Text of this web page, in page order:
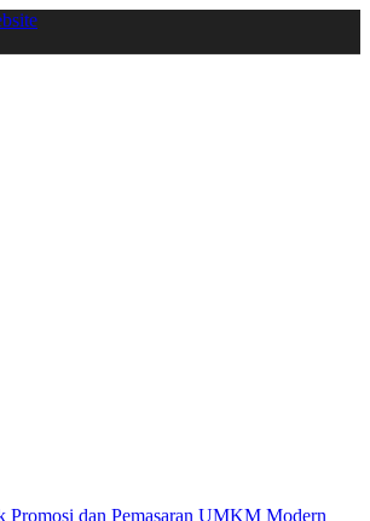
Promosi dan Pemasaran UMKM Modern